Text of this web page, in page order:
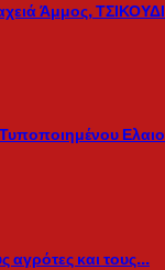
Άμμος,
αγρότες και τους…